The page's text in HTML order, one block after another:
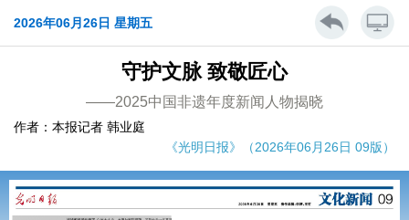
2026年06月26日 星期五
守护文脉 致敬匠心
——2025中国非遗年度新闻人物揭晓
作者：本报记者 韩业庭
《光明日报》（2026年06月26日 09版）